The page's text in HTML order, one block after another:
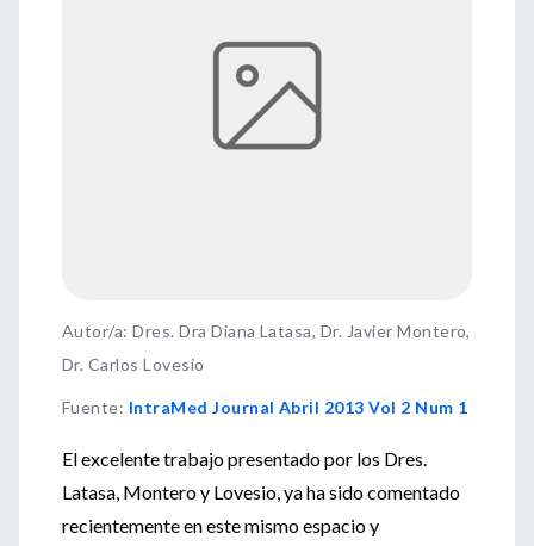
Autor/a: Dres. Dra Diana Latasa, Dr. Javier Montero,
Dr. Carlos Lovesio
Fuente: IntraMed Journal Abril 2013 Vol 2 Num 1
El excelente trabajo presentado por los Dres.
Latasa, Montero y Lovesio, ya ha sido comentado
recientemente en este mismo espacio y